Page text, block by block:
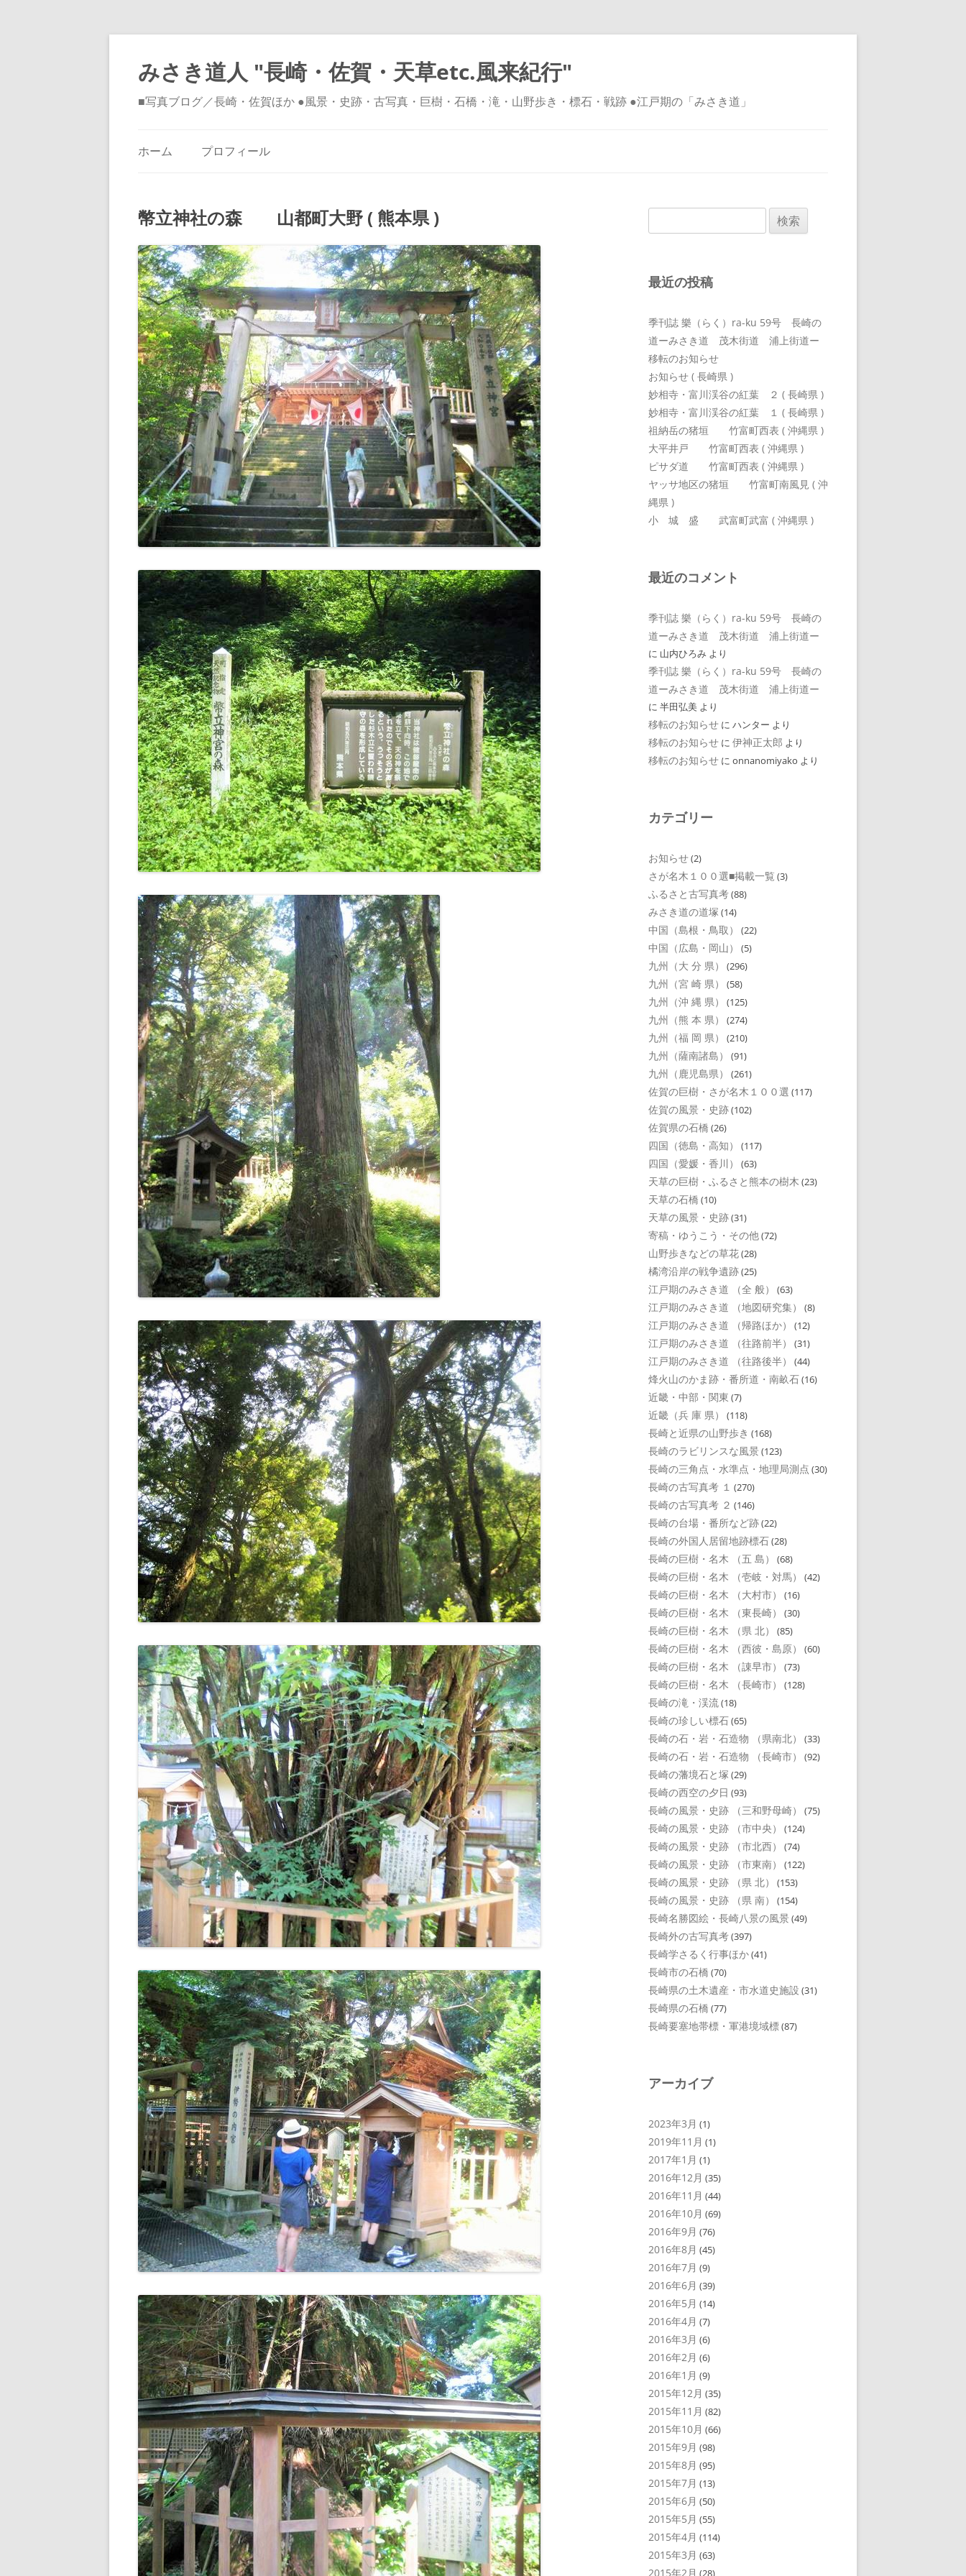
みさき道人 "長崎・佐賀・天草etc.風来紀行"
■写真ブログ／長崎・佐賀ほか ●風景・史跡・古写真・巨樹・石橋・滝・山野歩き・標石・戦跡 ●江戸期の「みさき道」
ホーム プロフィール
幣立神社の森 山都町大野 ( 熊本県 )
索:
最近の投稿
季刊誌 樂（らく）ra-ku 59号 長崎の
道ーみさき道 茂木街道 浦上街道ー
移転のお知らせ
お知らせ ( 長崎県 )
妙相寺・富川渓谷の紅葉 ２ ( 長崎県 )
妙相寺・富川渓谷の紅葉 １ ( 長崎県 )
祖納岳の猪垣 竹富町西表 ( 沖縄県 )
大平井戸 竹富町西表 ( 沖縄県 )
ピサダ道 竹富町西表 ( 沖縄県 )
ヤッサ地区の猪垣 竹富町南風見 ( 沖
縄県 )
小 城 盛 武富町武富 ( 沖縄県 )
最近のコメント
季刊誌 樂（らく）ra-ku 59号 長崎の
道ーみさき道 茂木街道 浦上街道ー
に 山内ひろみ より
季刊誌 樂（らく）ra-ku 59号 長崎の
道ーみさき道 茂木街道 浦上街道ー
に 半田弘美 より
移転のお知らせ に ハンター より
移転のお知らせ に 伊神正太郎 より
移転のお知らせ に onnanomiyako より
カテゴリー
お知らせ(2)
さが名木１００選■掲載一覧 (3)
ふるさと古写真考(88)
みさき道の道塚 (14)
中国（島根・鳥取） (22)
中国（広島・岡山） (5)
九州（大 分 県） (296)
九州（宮 崎 県） (58)
九州（沖 縄 県） (125)
九州（熊 本 県） (274)
九州（福 岡 県） (210)
九州（薩南諸島） (91)
九州（鹿児島県） (261)
佐賀の巨樹・さが名木１００選 (117)
佐賀の風景・史跡(102)
佐賀県の石橋 (26)
四国（徳島・高知） (117)
四国（愛媛・香川） (63)
天草の巨樹・ふるさと熊本の樹木 (23)
天草の石橋 (10)
天草の風景・史跡(31)
寄稿・ゆうこう・その他(72)
山野歩きなどの草花(28)
橘湾沿岸の戦争遺跡(25)
江戸期のみさき道 （全 般） (63)
江戸期のみさき道 （地図研究集） (8)
江戸期のみさき道 （帰路ほか） (12)
江戸期のみさき道 （往路前半） (31)
江戸期のみさき道 （往路後半） (44)
烽火山のかま跡・番所道・南畝石(16)
近畿・中部・関東 (7)
近畿（兵 庫 県） (118)
長崎と近県の山野歩き (168)
長崎のラビリンスな風景 (123)
長崎の三角点・水準点・地理局測点 (30)
長崎の古写真考 １ (270)
長崎の古写真考 ２ (146)
長崎の台場・番所など跡(22)
長崎の外国人居留地跡標石(28)
長崎の巨樹・名木 （五 島） (68)
長崎の巨樹・名木 （壱岐・対馬） (42)
長崎の巨樹・名木 （大村市） (16)
長崎の巨樹・名木 （東長崎） (30)
長崎の巨樹・名木 （県 北） (85)
長崎の巨樹・名木 （西彼・島原） (60)
長崎の巨樹・名木 （諌早市） (73)
長崎の巨樹・名木 （長崎市） (128)
長崎の滝・渓流(18)
長崎の珍しい標石(65)
長崎の石・岩・石造物 （県南北） (33)
長崎の石・岩・石造物 （長崎市） (92)
長崎の藩境石と塚 (29)
長崎の西空の夕日 (93)
長崎の風景・史跡 （三和野母崎） (75)
長崎の風景・史跡 （市中央） (124)
長崎の風景・史跡 （市北西） (74)
長崎の風景・史跡 （市東南） (122)
長崎の風景・史跡 （県 北） (153)
長崎の風景・史跡 （県 南） (154)
長崎名勝図絵・長崎八景の風景 (49)
長崎外の古写真考(397)
長崎学さるく行事ほか(41)
長崎市の石橋 (70)
長崎県の土木遺産・市水道史施設 (31)
長崎県の石橋 (77)
長崎要塞地帯標・軍港境域標(87)
アーカイブ
2023年3月 (1)
2019年11月 (1)
2017年1月 (1)
2016年12月 (35)
2016年11月 (44)
2016年10月 (69)
2016年9月 (76)
2016年8月 (45)
2016年7月 (9)
2016年6月 (39)
2016年5月 (14)
2016年4月 (7)
2016年3月 (6)
2016年2月 (6)
2016年1月 (9)
2015年12月 (35)
2015年11月 (82)
2015年10月 (66)
2015年9月 (98)
2015年8月 (95)
2015年7月 (13)
2015年6月 (50)
2015年5月 (55)
2015年4月 (114)
2015年3月 (63)
2015年2月 (28)